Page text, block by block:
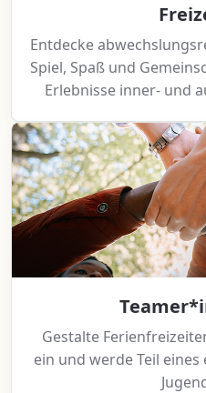
Entdecke
Spiel, Spaß und
Erlebnisse inner- und
Gestalte
ein und werde Teil